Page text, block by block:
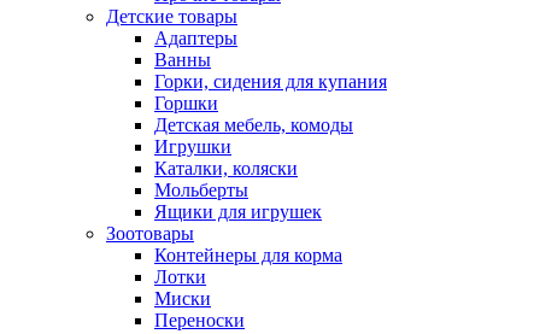
Детские товары
Адаптеры
Ванны
Горки, сидения для купания
Горшки
Детская мебель, комоды
Игрушки
Каталки, коляски
Мольберты
Ящики для игрушек
Зоотовары
Контейнеры для корма
Лотки
Миски
Переноски